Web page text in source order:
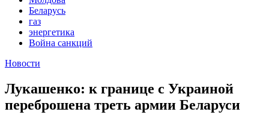
Беларусь
газ
энергетика
Война санкций
Новости
Лукашенко: к границе с Украиной
переброшена треть армии Беларуси